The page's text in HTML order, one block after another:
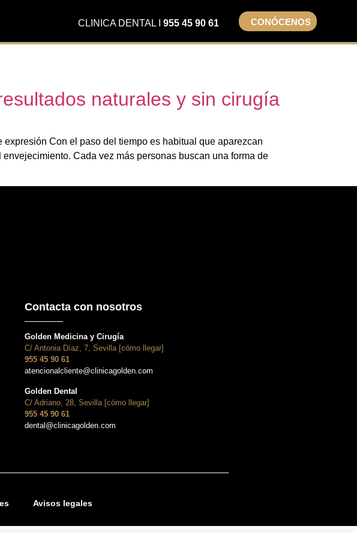
CLINICA DENTAL I 955 45 90 61 CONÓCENOS
naturales y sin cirugía
Con el paso del tiempo es habitual que aparezcan
Cada vez más personas buscan una forma de
Contacta con nosotros
Golden Medicina y Cirugía
C/ Antonia Díaz, 7, Sevilla [cómo llegar]
955 45 90 61
atencionalcliente@clinicagolden.com
Golden Dental
C/ Adriano, 28, Sevilla [cómo llegar]
955 45 90 61
dental@clinicagolden.com
Avisos legales